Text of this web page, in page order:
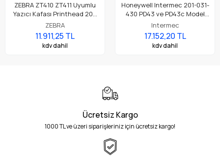
ZEBRA ZT410 ZT411 Uyumlu
Yazıcı Kafası Printhead 203
Dpi Parça No: P1058930-009
ZEBRA
11.911,25 TL
kdv dahil
Honeywell Intermec 201-031-
430 PD43 ve PD43c Model
Barkod Etiket Yazıcı 203 Dpi
Termal Baskı Kafası
Intermec
17.152,20 TL
kdv dahil
Ücretsiz Kargo
1000 TL ve üzeri siparişleriniz için ücretsiz kargo!